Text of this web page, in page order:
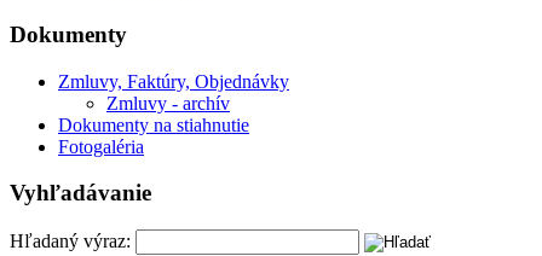
Dokumenty
Zmluvy, Faktúry, Objednávky
Zmluvy - archív
Dokumenty na stiahnutie
Fotogaléria
Vyhľadávanie
Hľadaný výraz: